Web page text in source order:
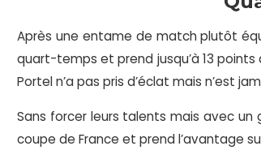
Après une entame de match plutôt
quart-temps et prend jusqu’à 13
Portel n’a pas pris d’éclat mais n’est
Sans forcer leurs talents mais avec un
coupe de France et prend l’avantage